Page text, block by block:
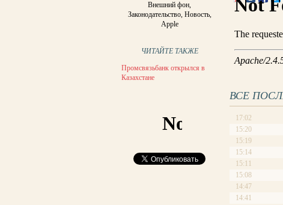
Внешний фон,
Законодательство, Новость,
Apple
ЧИТАЙТЕ ТАКЖЕ
Промсвязьбанк открылся в
Казахстане
ВСЕ
17:02
15:20
15:19
15:14
15:11
15:08
14:47
14:41